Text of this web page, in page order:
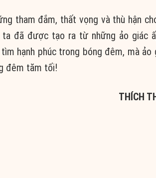
tham đắm, thất vọng và thù hận
đã được tạo ra từ những ảo giác
hạnh phúc trong bóng đêm, mà ảo
đêm tăm tối!
THÍCH